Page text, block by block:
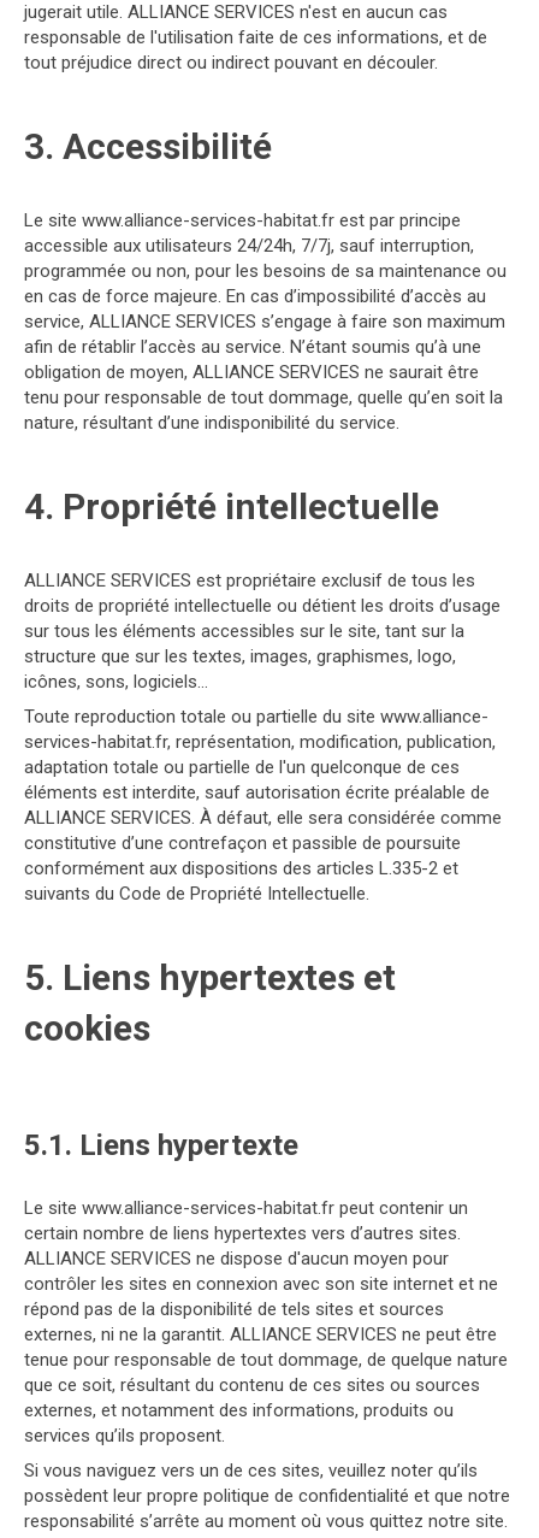
jugerait utile. ALLIANCE SERVICES n'est en aucun cas
responsable de l'utilisation faite de ces informations, et de
tout préjudice direct ou indirect pouvant en découler.
3. Accessibilité
Le site www.alliance-services-habitat.fr est par principe
accessible aux utilisateurs 24/24h, 7/7j, sauf interruption,
programmée ou non, pour les besoins de sa maintenance ou
en cas de force majeure. En cas d’impossibilité d’accès au
service, ALLIANCE SERVICES s’engage à faire son maximum
afin de rétablir l’accès au service. N’étant soumis qu’à une
obligation de moyen, ALLIANCE SERVICES ne saurait être
tenu pour responsable de tout dommage, quelle qu’en soit la
nature, résultant d’une indisponibilité du service.
4. Propriété intellectuelle
ALLIANCE SERVICES est propriétaire exclusif de tous les
droits de propriété intellectuelle ou détient les droits d’usage
sur tous les éléments accessibles sur le site, tant sur la
structure que sur les textes, images, graphismes, logo,
icônes, sons, logiciels…
Toute reproduction totale ou partielle du site www.alliance-
services-habitat.fr, représentation, modification, publication,
adaptation totale ou partielle de l'un quelconque de ces
éléments est interdite, sauf autorisation écrite préalable de
ALLIANCE SERVICES. À défaut, elle sera considérée comme
constitutive d’une contrefaçon et passible de poursuite
conformément aux dispositions des articles L.335-2 et
suivants du Code de Propriété Intellectuelle.
5. Liens hypertextes et
cookies
5.1. Liens hypertexte
Le site www.alliance-services-habitat.fr peut contenir un
certain nombre de liens hypertextes vers d’autres sites.
ALLIANCE SERVICES ne dispose d'aucun moyen pour
contrôler les sites en connexion avec son site internet et ne
répond pas de la disponibilité de tels sites et sources
externes, ni ne la garantit. ALLIANCE SERVICES ne peut être
tenue pour responsable de tout dommage, de quelque nature
que ce soit, résultant du contenu de ces sites ou sources
externes, et notamment des informations, produits ou
services qu’ils proposent.
Si vous naviguez vers un de ces sites, veuillez noter qu’ils
possèdent leur propre politique de confidentialité et que notre
responsabilité s’arrête au moment où vous quittez notre site.